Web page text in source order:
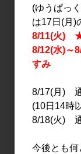
Shoro
500ml
2,950円
(ゆうぱっ
は17日(月)
8/11(火) ★
8/12(水)～
すみ
8/17(月)
(10日14時
8/18(火)
今後とも何